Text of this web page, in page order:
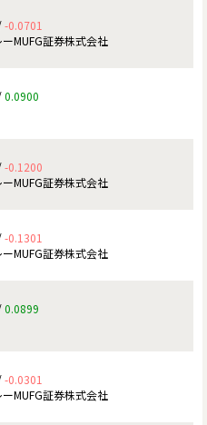
-0.0701
MUFG証券株式会社
0.0900
-0.1200
MUFG証券株式会社
-0.1301
MUFG証券株式会社
0.0899
-0.0301
MUFG証券株式会社